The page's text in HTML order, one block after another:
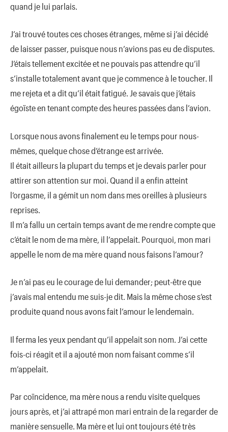
quand je lui parlais.
J’ai trouvé toutes ces choses étranges, même si j’ai décidé
de laisser passer, puisque nous n’avions pas eu de disputes.
J’étais tellement excitée et ne pouvais pas attendre qu’il
s’installe totalement avant que je commence à le toucher. Il
me rejeta et a dit qu’il était fatigué. Je savais que j’étais
égoïste en tenant compte des heures passées dans l’avion.
Lorsque nous avons finalement eu le temps pour nous-
mêmes, quelque chose d’étrange est arrivée.
Il était ailleurs la plupart du temps et je devais parler pour
attirer son attention sur moi. Quand il a enfin atteint
l’orgasme, il a gémit un nom dans mes oreilles à plusieurs
reprises.
Il m’a fallu un certain temps avant de me rendre compte que
c’était le nom de ma mère, il l’appelait. Pourquoi, mon mari
appelle le nom de ma mère quand nous faisons l’amour?
Je n’ai pas eu le courage de lui demander; peut-être que
j’avais mal entendu me suis-je dit. Mais la même chose s’est
produite quand nous avons fait l’amour le lendemain.
Il ferma les yeux pendant qu’il appelait son nom. J’ai cette
fois-ci réagit et il a ajouté mon nom faisant comme s’il
m’appelait.
Par coïncidence, ma mère nous a rendu visite quelques
jours après, et j’ai attrapé mon mari entrain de la regarder de
manière sensuelle. Ma mère et lui ont toujours été très